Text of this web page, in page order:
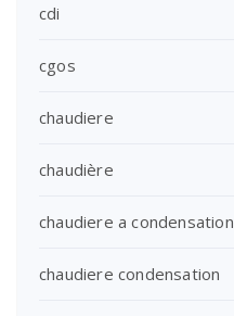
cdi
cgos
chaudiere
chaudière
chaudiere a condensation
chaudiere condensation